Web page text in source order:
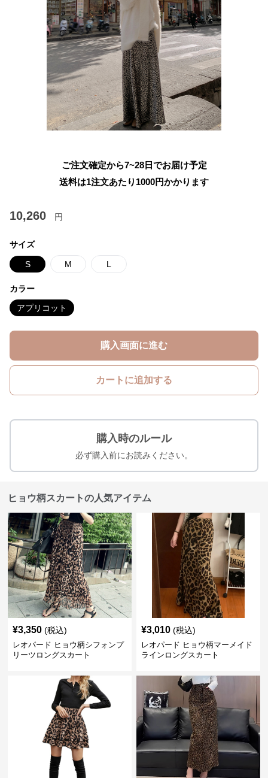
ご注文確定から7~28日でお届け予定
送料は1注文あたり 1000円かかります
10,260 円
サイズ
S M L
カラー
アプリコット
購入画面に進む
カートに追加する
購入時のルール
必ず購入前にお読みください。
ヒョウ柄スカートの人気アイテム
¥3,350 (税込)
レオパード ヒョウ柄シフォンプ
リーツロングスカート
¥3,010 (税込)
レオパード ヒョウ柄マーメイド
ラインロングスカート